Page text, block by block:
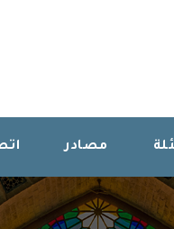
مصادر